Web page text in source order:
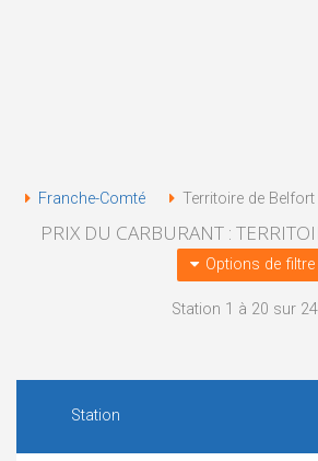
Franche-Comté Territoire de Belfort
PRIX DU CARBURANT :
Options de filtre
Station 1 à 20 sur 24
Station